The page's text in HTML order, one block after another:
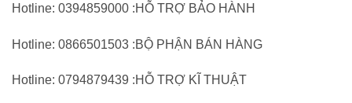
Hotline: 0394859000 :HỖ TRỢ BẢO HÀNH
Hotline: 0866501503 :BỘ PHẬN BÁN HÀNG
Hotline: 0794879439 :HỖ TRỢ KĨ THUẬT